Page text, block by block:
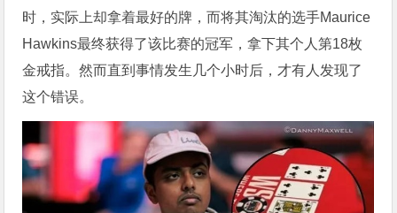
时，实际上却拿着最好的牌，而将其淘汰的选手Maurice
Hawkins最终获得了该比赛的冠军，拿下其个人第18枚
金戒指。然而直到事情发生几个小时后，才有人发现了
这个错误。